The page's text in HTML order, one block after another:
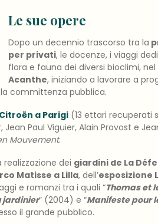
Le sue opere
Dopo un decennio trascorso tra la
per privati, le docenze, i viaggi
flora e fauna dei diversi bioclimi, nel
Acanthe, iniziando a lavorare a
committenza pubblica.
a Parigi (13 ettari recuperati
Paul Viguier, Alain Provost e
Mouvement.
dei giardini de La
Matisse a Lilla, dell’esposizione
e romanzi tra i quali “Thomas et
jardinier” (2004) e “Manifeste pour
il grande pubblico.